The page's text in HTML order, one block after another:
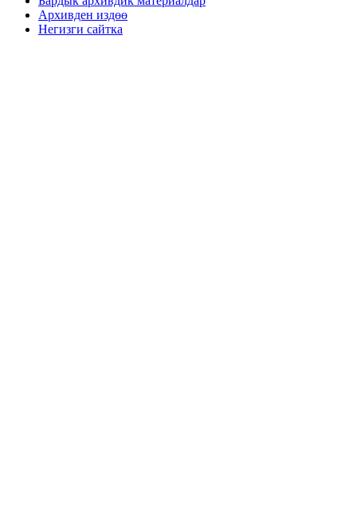
Архивден издөө
Негизги сайтка